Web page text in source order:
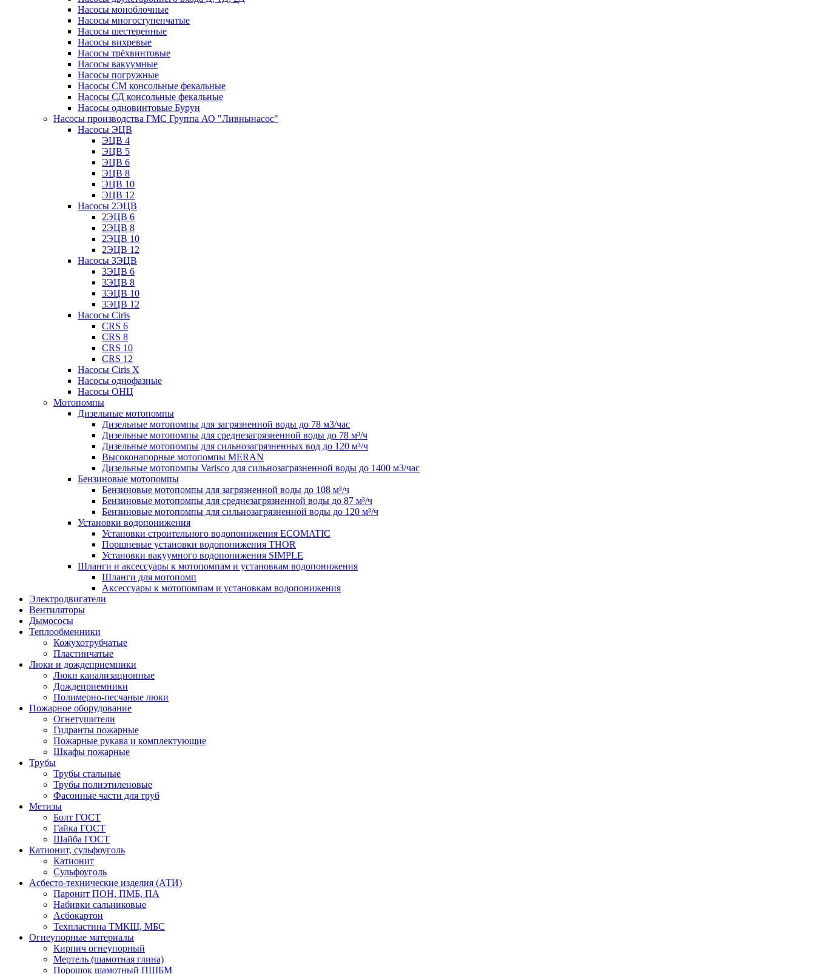
Насосы моноблочные
Насосы многоступенчатые
Насосы шестеренные
Насосы вихревые
Насосы трёхвинтовые
Насосы вакуумные
Насосы погружные
Насосы СМ консольные фекальные
Насосы СД консольные фекальные
Насосы одновинтовые Бурун
Насосы производства ГМС Группа АО "Ливнынасос"
Насосы ЭЦВ
ЭЦВ 4
ЭЦВ 5
ЭЦВ 6
ЭЦВ 8
ЭЦВ 10
ЭЦВ 12
Насосы 2ЭЦВ
2ЭЦВ 6
2ЭЦВ 8
2ЭЦВ 10
2ЭЦВ 12
Насосы 3ЭЦВ
3ЭЦВ 6
3ЭЦВ 8
3ЭЦВ 10
3ЭЦВ 12
Насосы Ciris
CRS 6
CRS 8
CRS 10
CRS 12
Насосы Ciris X
Насосы однофазные
Насосы ОНЦ
Мотопомпы
Дизельные мотопомпы
Дизельные мотопомпы для загрязненной воды до 78 м3/час
Дизельные мотопомпы для среднезагрязненной воды до 78 м³/ч
Дизельные мотопомпы для сильнозагрязненных вод до 120 м³/ч
Высоконапорные мотопомпы MERAN
Дизельные мотопомпы Varisco для сильнозагрязненной воды до 1400 м3/час
Бензиновые мотопомпы
Бензиновые мотопомпы для загрязненной воды до 108 м³/ч
Бензиновые мотопомпы для среднезагрязненной воды до 87 м³/ч
Бензиновые мотопомпы для сильнозагрязненной воды до 120 м³/ч
Установки водопонижения
Установки строительного водопонижения ECOMATIC
Поршневые установки водопонижения THOR
Установки вакуумного водопонижения SIMPLE
Шланги и аксессуары к мотопомпам и установкам водопонижения
Шланги для мотопомп
Аксессуары к мотопомпам и установкам водопонижения
Электродвигатели
Вентиляторы
Дымососы
Теплообменники
Кожухотрубчатые
Пластинчатые
Люки и дождеприемники
Люки канализационные
Дождеприемники
Полимерно-песчаные люки
Пожарное оборудование
Огнетушители
Гидранты пожарные
Пожарные рукава и комплектующие
Шкафы пожарные
Трубы
Трубы стальные
Трубы полиэтиленовые
Фасонные части для труб
Метизы
Болт ГОСТ
Гайка ГОСТ
Шайба ГОСТ
Катионит, сульфоуголь
Катионит
Cульфоуголь
Асбесто-технические изделия (АТИ)
Паронит ПОН, ПМБ, ПА
Набивки сальниковые
Асбокартон
Техпластина ТМКЩ, МБС
Огнеупорные материалы
Кирпич огнеупорный
Мертель (шамотная глина)
Порошок шамотный ПШБМ